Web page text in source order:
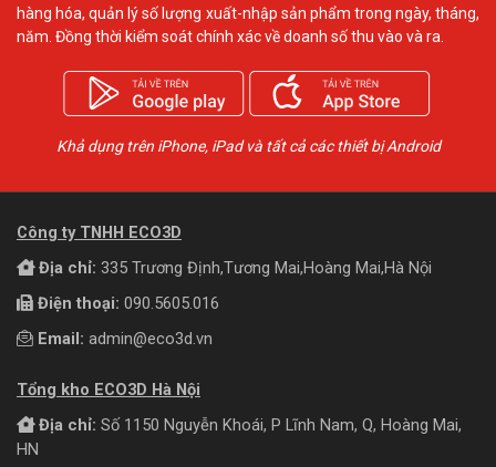
hàng hóa, quản lý số lượng xuất-nhập sản phẩm trong ngày, tháng,
năm. Đồng thời kiểm soát chính xác về doanh số thu vào và ra.
Khả dụng trên iPhone, iPad và tất cả các thiết bị Android
Công ty TNHH ECO3D
Địa chỉ: 335 Trương Định,Tương Mai,Hoàng Mai,Hà Nội
Điện thoại: 090.5605.016
Email: admin@eco3d.vn
Tổng kho ECO3D Hà Nội
Địa chỉ: Số 1150 Nguyễn Khoái, P Lĩnh Nam, Q, Hoàng Mai,
HN